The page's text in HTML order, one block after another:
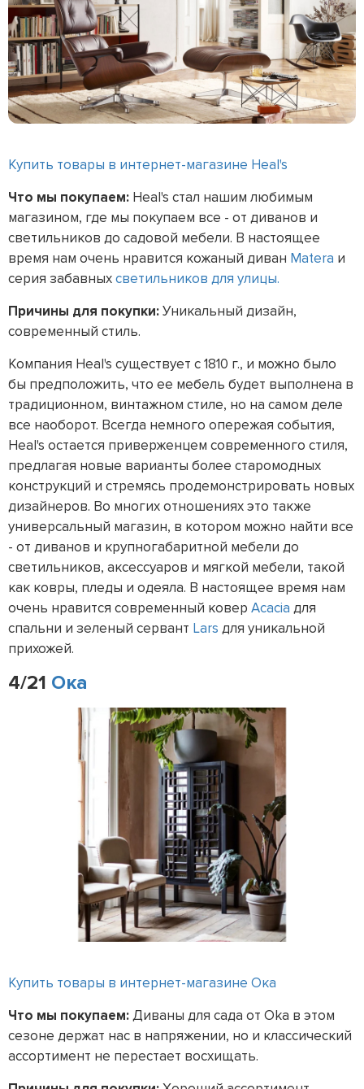
Купить товары в интернет-магазине Heal's
Что мы покупаем: Heal's стал нашим любимым
магазином, где мы покупаем все - от диванов и
светильников до садовой мебели. В настоящее
время нам очень нравится кожаный диван Matera и
серия забавныхсветильников для улицы.
Причины для покупки:Уникальный дизайн,
современный стиль.
Компания Heal's существует с 1810 г., и можно было
бы предположить, что ее мебель будет выполнена в
традиционном, винтажном стиле, но на самом деле
все наоборот. Всегда немного опережая события,
Heal's остается приверженцем современного стиля,
предлагая новые варианты более старомодных
конструкций и стремясь продемонстрировать новых
дизайнеров. Во многих отношениях это также
универсальный магазин, в котором можно найти все
- от диванов и крупногабаритной мебели до
светильников, аксессуаров и мягкой мебели, такой
как ковры, пледы и одеяла. В настоящее время нам
очень нравится современный ковер Acacia для
спальни и зеленый сервант Lars для уникальной
прихожей.
4/21 Ока
Купить товары в интернет-магазине Ока
Что мы покупаем:Диваны для сада от Oka в этом
сезоне держат нас в напряжении, но и классический
ассортимент не перестает восхищать.